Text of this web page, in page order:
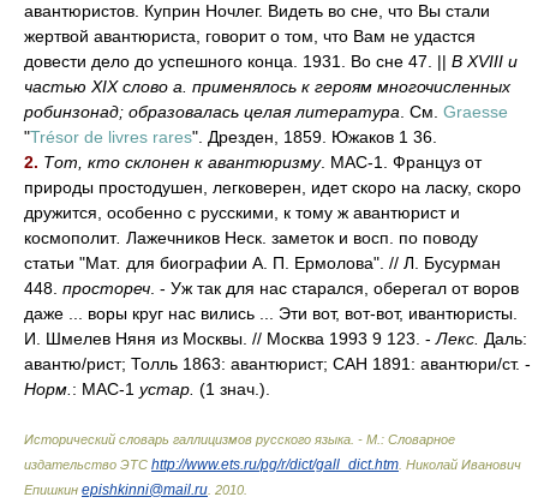
авантюристов. Куприн Ночлег. Видеть во сне, что Вы стали
жертвой авантюриста, говорит о том, что Вам не удастся
довести дело до успешного конца. 1931. Во сне 47. || В XVIII и
частью XIX слово а. применялось к героям многочисленных
робинзонад; образовалась целая литература . См. Graesse
"Trésor de livres rares". Дрезден, 1859. Южаков 1 36.
2. Тот, кто склонен к авантюризму. МАС-1. Француз от
природы простодушен, легковерен, идет скоро на ласку, скоро
дружится, особенно с русскими, к тому ж авантюрист и
космополит. Лажечников Неск. заметок и восп. по поводу
статьи "Мат. для биографии А. П. Ермолова". // Л. Бусурман
448. простореч . - Уж так для нас старался, оберегал от воров
даже ... воры круг нас вились ... Эти вот, вот-вот, ивантюристы.
И. Шмелев Няня из Москвы. // Москва 1993 9 123. - Лекс. Даль:
авантю/рист; Толль 1863: авантюрист; САН 1891: авантюри/ст. -
Норм. : МАС-1 устар. (1 знач.).
Исторический словарь галлицизмов русского языка. - М.: Словарное
издательство ЭТС http://www.ets.ru/pg/r/dict/gall_dict.htm Николай Иванович
Епишкин epishkinni@mail.ru 2010